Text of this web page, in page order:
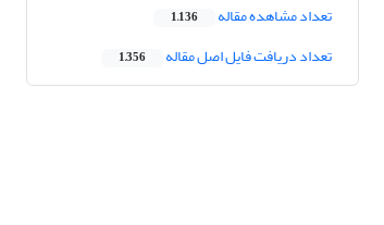
تعداد مشاهده مقاله 1,136
تعداد دریافت فایل اصل مقاله 1,356